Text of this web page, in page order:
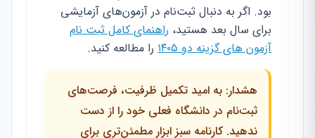
بود. اگر به دنبال ثبت‌نام در آزمون‌های آزمایشی
برای سال بعد هستید، راهنمای کامل ثبت نام
آزمون های گزینه دو ۱۴۰۵
را مطالعه کنید.
هشدار: به امید تکمیل ظرفیت، فرصت‌های
ثبت‌نام در دانشگاه فعلی خود را از دست
ندهید. کارنامه سبز ابزار مطمئن‌تری برای